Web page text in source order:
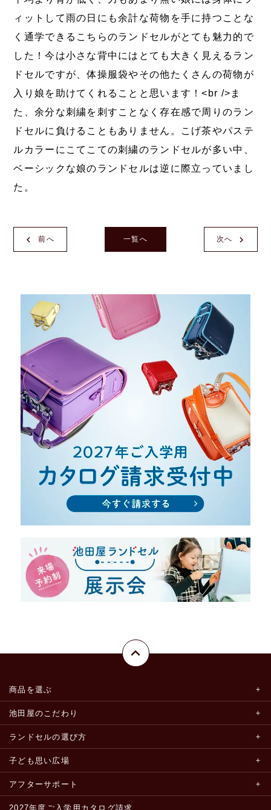
ィットして雨の日にも余計な荷物を手に持つことな
く通学できるこちらのランドセルがとても魅力的で
した！今は小さな背中にはとても大きく見えるラン
ドセルですが、体操服袋やその他たくさんの荷物が
入り娘を助けてくれることと思います！<br />ま
た、余分な刺繍を刺すことなく存在感で周りのラン
ドセルに負けることもありません。こげ茶やパステ
ルカラーにこてこての刺繍のランドセルが多い中、
ベーシックな娘のランドセルは逆に際立っていまし
た。
前へ 次へ
一覧へ
商品を選ぶ
池田屋のこだわり
ランドセルの選び方
子ども思い広場
アフターサポート
2027年度ご入学用カタログ請求